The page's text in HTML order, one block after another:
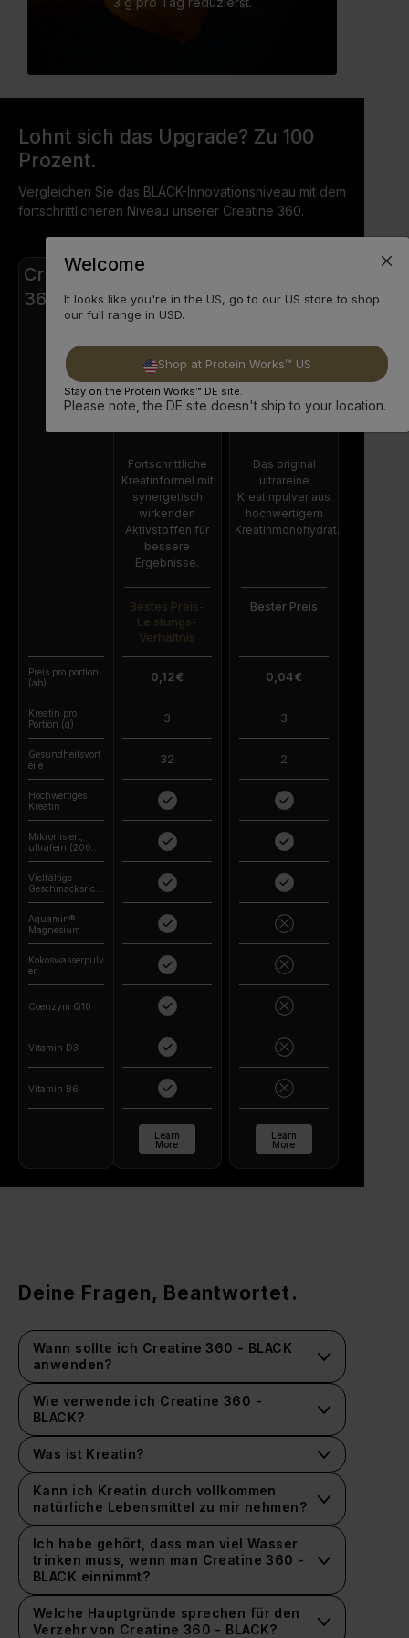
Lohnt sich das Upgrade? Zu 100
Prozent.
Vergleichen Sie das BLACK-Innovationsniveau mit dem
fortschrittlicheren Niveau unserer Creatine 360.
Creatine
360.
Innovation
Innovation
Fortschrittliche
Kreatinformel mit
synergetisch
wirkenden
Aktivstoffen für
bessere
Ergebnisse.
Das original
ultrareine
Kreatinpulver aus
hochwertigem
Kreatinmonohydrat.
Bestes Preis-
Leistungs-
Verhältnis
Bester Preis
Preis pro portion
(ab)
0,12€ 0,04€
Kreatin pro
Portion (g)
3 3
Gesundheitsvort
eile
32 2
Hochwertiges
Kreatin
Mikronisiert,
ultrafein (200
Vielfältige
Geschmacksricht
Aquamin®
Magnesium
Kokoswasserpulv
er
Coenzym Q10
Vitamin D3
Vitamin B6
Learn
More
Learn
More
Deine Fragen, Beantwortet.
Wann sollte ich Creatine 360 - BLACK
anwenden?
Dies hängt von Deinem Lebensstil und Deinen
Zielen ab. Wir empfehlen, die von uns
vorgeschlagenen Verzehrempfehlungen zu
beachten.
Wie verwende ich Creatine 360 -
BLACK?
Was ist Kreatin?
Kreatin ist eine Verbindung, die auf natürliche
Weise im Körper hergestellt wird und eine
wichtige Energieform für Muskeln darstellt.
Kann ich Kreatin durch vollkommen
natürliche Lebensmittel zu mir nehmen?
Ja, viele Lebensmittel enthalten von Natur aus
Kreatin, zum Beispiel Thunfisch, Lachs und
Rindfleisch. Der Kreatingehalt in diesen
Lebensmitteln liegt jedoch unter der
empfohlenen Dosis, die in Studien über eine
verbesserte Leistungsfähigkeit empfohlen wird,
wie beispielsweise bei, wenn es um
Ich habe gehört, dass man viel Wasser
trinken muss, wenn man Creatine 360 -
BLACK einnimmt?
Versuche während der Einnahme von
Kreatinmonohydrat soviel Wasser wie möglich zu
trinken. Wenn du nicht korrekt hydriert bist, wird
Welche Hauptgründe sprechen für den
Verzehr von Creatine 360 - BLACK?
Welcome
It looks like you're in the US, go to our US store to shop
our full range in USD.
Shop at Protein Works™ US
Stay on the Protein Works™ DE site.
Please note, the DE site doesn't ship to your location.